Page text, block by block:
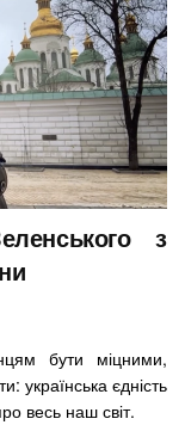
з
бути міцними,
українська єдність
весь наш світ.